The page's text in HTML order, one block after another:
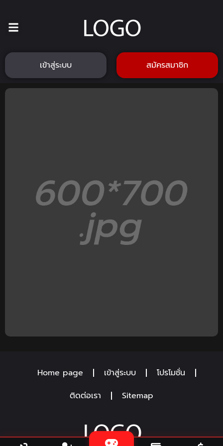
เข้าสู่ระบบ สมัครสมาชิก
Home page เข้าสู่ระบบ
โปรโมชั่น
ติดต่อเรา
Sitemap